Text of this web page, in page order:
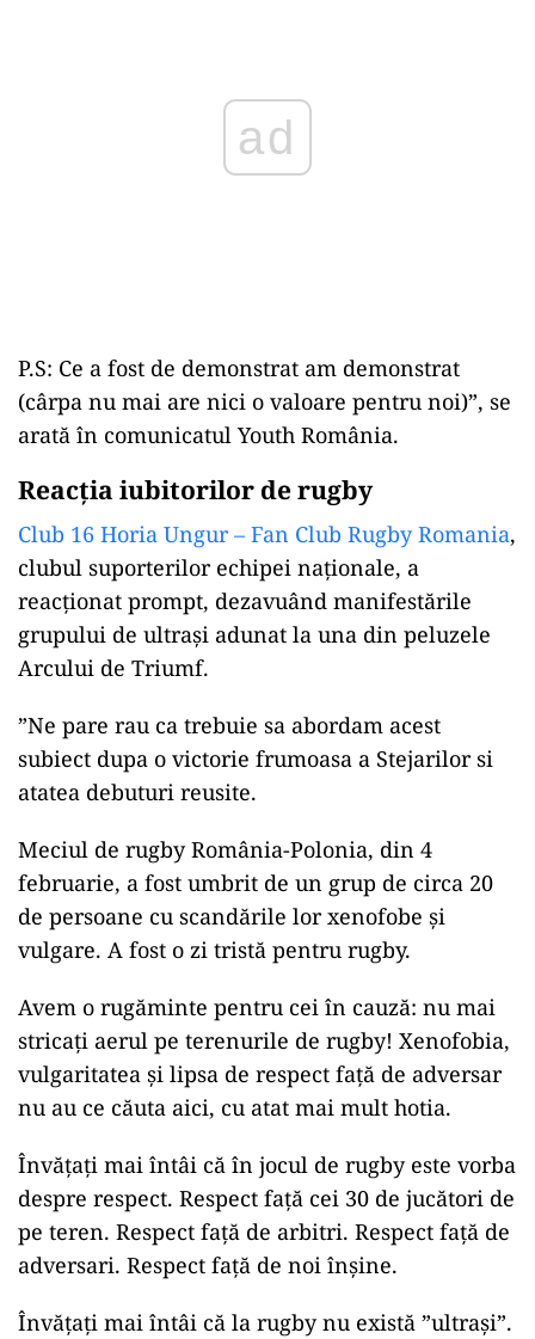
ad
P.S: Ce a fost de demonstrat am demonstrat
(cârpa nu mai are nici o valoare pentru noi)”, se
arată în comunicatul Youth România.
Reacția iubitorilor de rugby
Club 16 Horia Ungur – Fan Club Rugby Romania,
clubul suporterilor echipei naționale, a
reacționat prompt, dezavuând manifestările
grupului de ultrași adunat la una din peluzele
Arcului de Triumf.
”Ne pare rau ca trebuie sa abordam acest
subiect dupa o victorie frumoasa a Stejarilor si
atatea debuturi reusite.
Meciul de rugby România-Polonia, din 4
februarie, a fost umbrit de un grup de circa 20
de persoane cu scandările lor xenofobe și
vulgare. A fost o zi tristă pentru rugby.
Avem o rugăminte pentru cei în cauză: nu mai
stricați aerul pe terenurile de rugby! Xenofobia,
vulgaritatea și lipsa de respect față de adversar
nu au ce căuta aici, cu atat mai mult hotia.
Învățați mai întâi că în jocul de rugby este vorba
despre respect. Respect față cei 30 de jucători de
pe teren. Respect față de arbitri. Respect față de
adversari. Respect față de noi înșine.
Învățați mai întâi că la rugby nu există ”ultrași”.